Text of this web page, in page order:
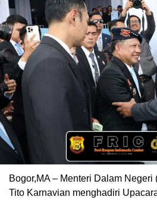
Bogor,MA – Menteri Dalam Negeri
Tito Karnavian menghadiri